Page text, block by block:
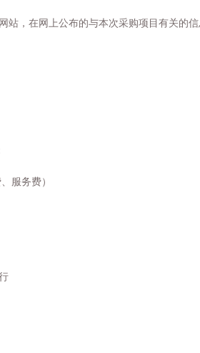
站，在网上公布的与本次采购项目有关的信
服务费）